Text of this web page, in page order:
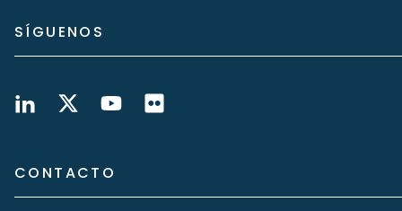
SÍGUENOS
CONTACTO